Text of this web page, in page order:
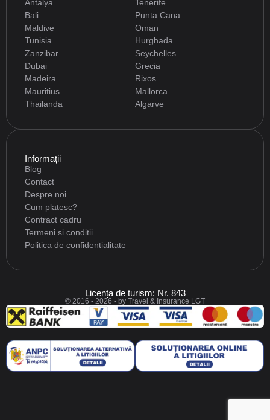
Antalya
Tenerife
Bali
Punta Cana
Maldive
Oman
Tunisia
Hurghada
Zanzibar
Seychelles
Dubai
Grecia
Madeira
Rixos
Mauritius
Mallorca
Thailanda
Algarve
Informații
Blog
Contact
Despre noi
Cum platesc?
Contract cadru
Termeni si conditii
Politica de confidentialitate
Licența de turism: Nr. 843
© 2016 - 2026 - by Travel & Insurance LGT